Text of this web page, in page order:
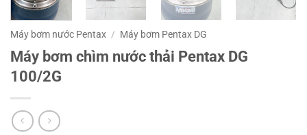
Máy bơm nước Pentax / Máy bơm Pentax DG
Máy bơm chìm nước thải Pentax DG
100/2G